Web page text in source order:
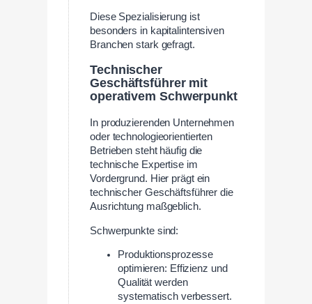
Diese Spezialisierung ist
besonders in kapitalintensiven
Branchen stark gefragt.
Technischer
Geschäftsführer mit
operativem Schwerpunkt
In produzierenden Unternehmen
oder technologieorientierten
Betrieben steht häufig die
technische Expertise im
Vordergrund. Hier prägt ein
technischer Geschäftsführer die
Ausrichtung maßgeblich.
Schwerpunkte sind:
Produktionsprozesse
optimieren: Effizienz und
Qualität werden
systematisch verbessert.